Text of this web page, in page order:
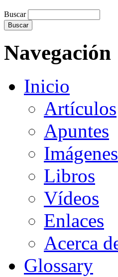
Buscar
Navegación
Inicio
Artículos
Apuntes
Imágenes
Libros
Vídeos
Enlaces
Acerca
Glossary